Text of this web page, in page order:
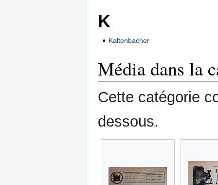
K
Kaltenbacher
Média dans la
Cette catégorie
dessous.